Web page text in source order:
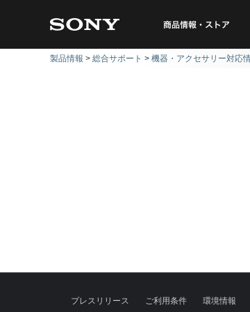
商品情報・ストア
製品情報 総合サポート 機器・アクセサリー対応
プレスリリース ご利用条件 環境情報